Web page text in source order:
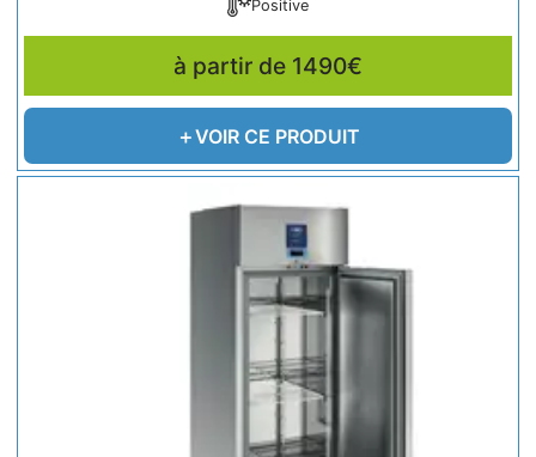
Positive
à partir de 1490€
VOIR CE PRODUIT